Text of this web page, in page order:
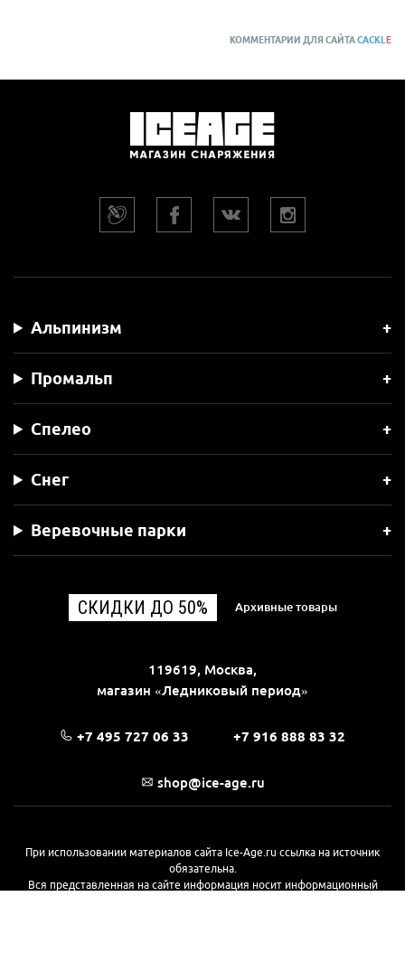
КОММЕНТАРИИ ДЛЯ САЙТАCACKLE
Альпинизм
Промальп
Спелео
Снег
Веревочные парки
СКИДКИ ДО 50% Архивные товары
119619, Москва,
магазин «Ледниковый период»
+7 495 727 06 33 +7 916 888 83 32
shop@ice-age.ru
При использовании материалов сайта Ice-Age.ru ссылка на источник
обязательна.
Вся представленная на сайте информация носит информационный